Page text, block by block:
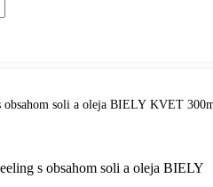
obsahom soli a oleja BIELY KVET